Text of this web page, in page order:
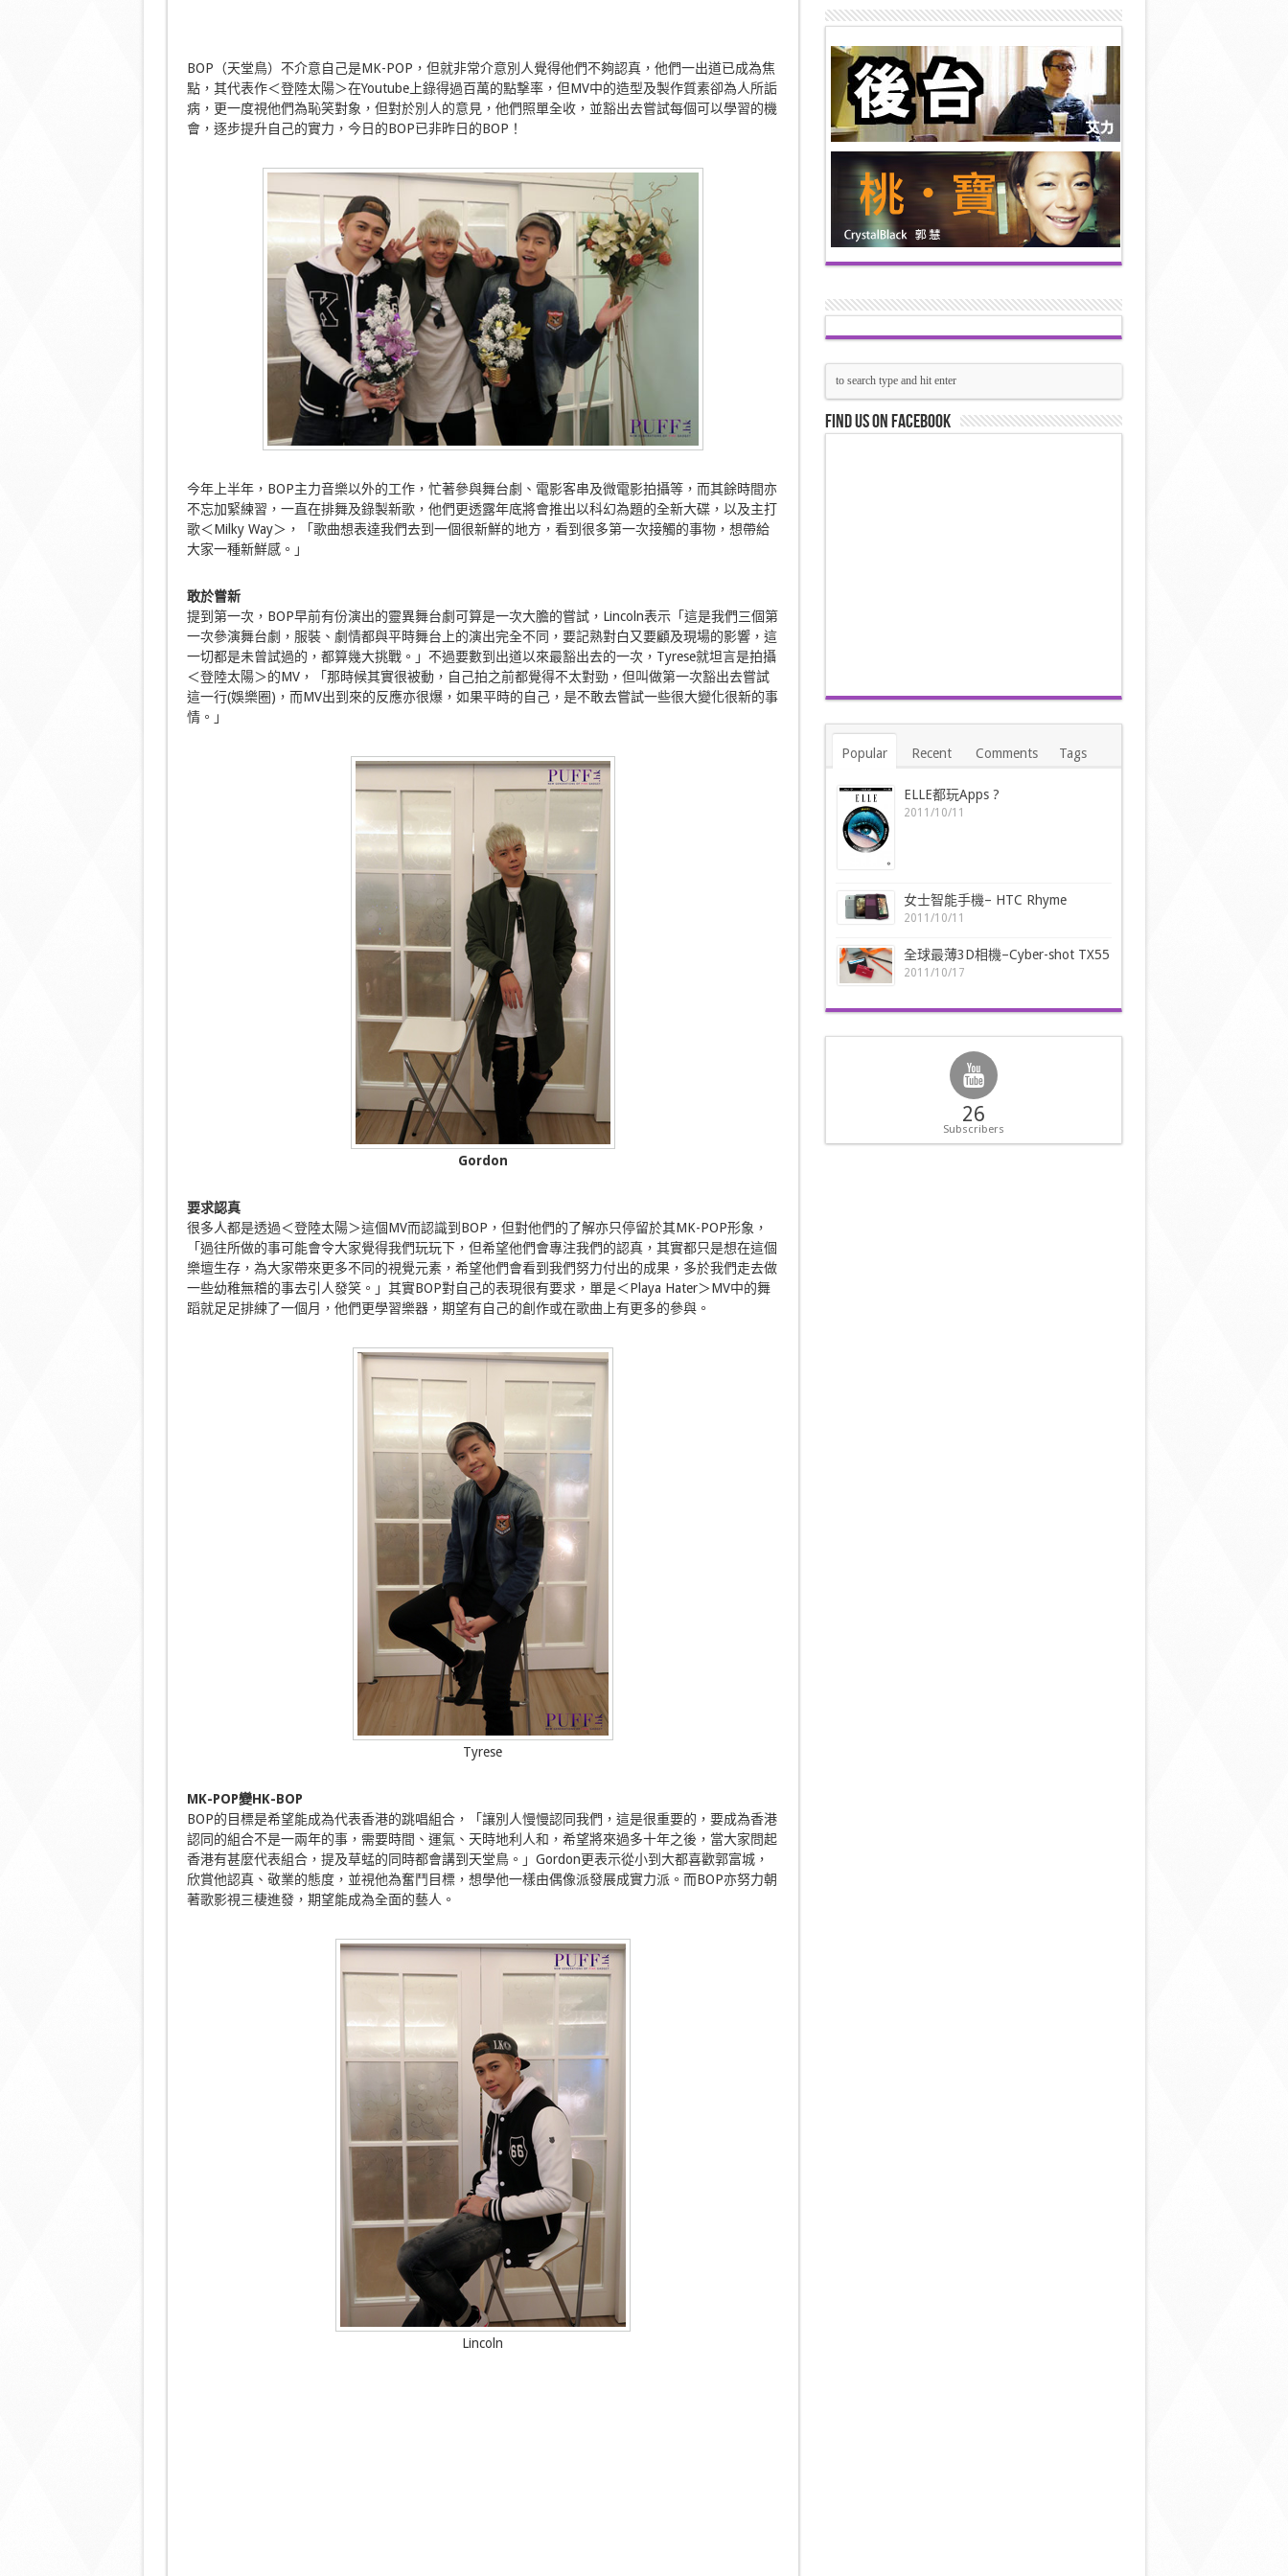
BOP（天堂鳥）不介意自己是MK-POP，但就非常介意別人覺得他們不夠認真，他們一出道已成為焦
點，其代表作＜登陸太陽＞在Youtube上錄得過百萬的點撃率，但MV中的造型及製作質素卻為人所詬
病，更一度視他們為恥笑對象，但對於別人的意見，他們照單全收，並豁出去嘗試每個可以學習的機
會，逐步提升自己的實力，今日的BOP已非昨日的BOP！
今年上半年，BOP主力音樂以外的工作，忙著參與舞台劇、電影客串及微電影拍攝等，而其餘時間亦
不忘加緊練習，一直在排舞及錄製新歌，他們更透露年底將會推出以科幻為題的全新大碟，以及主打
歌＜Milky Way＞，「歌曲想表達我們去到一個很新鮮的地方，看到很多第一次接觸的事物，想帶給
大家一種新鮮感。」
敢於嘗新
提到第一次，BOP早前有份演出的靈異舞台劇可算是一次大膽的嘗試，Lincoln表示「這是我們三個第
一次參演舞台劇，服裝、劇情都與平時舞台上的演出完全不同，要記熟對白又要顧及現場的影響，這
一切都是未曾試過的，都算幾大挑戰。」不過要數到出道以來最豁出去的一次，Tyrese就坦言是拍攝
＜登陸太陽＞的MV，「那時候其實很被動，自己拍之前都覺得不太對勁，但叫做第一次豁出去嘗試
這一行(娛樂圈)，而MV出到來的反應亦很爆，如果平時的自己，是不敢去嘗試一些很大變化很新的事
情。」
Gordon
要求認真
很多人都是透過＜登陸太陽＞這個MV而認識到BOP，但對他們的了解亦只停留於其MK-POP形象，
「過往所做的事可能會令大家覺得我們玩玩下，但希望他們會專注我們的認真，其實都只是想在這個
樂壇生存，為大家帶來更多不同的視覺元素，希望他們會看到我們努力付出的成果，多於我們走去做
一些幼稚無稽的事去引人發笑。」其實BOP對自己的表現很有要求，單是＜Playa Hater＞MV中的舞
蹈就足足排練了一個月，他們更學習樂器，期望有自己的創作或在歌曲上有更多的參與。
Tyrese
MK-POP變HK-BOP
BOP的目標是希望能成為代表香港的跳唱組合，「讓別人慢慢認同我們，這是很重要的，要成為香港
認同的組合不是一兩年的事，需要時間、運氣、天時地利人和，希望將來過多十年之後，當大家問起
香港有甚麼代表組合，提及草蜢的同時都會講到天堂鳥。」Gordon更表示從小到大都喜歡郭富城，
欣賞他認真、敬業的態度，並視他為奮鬥目標，想學他一樣由偶像派發展成實力派。而BOP亦努力朝
著歌影視三棲進發，期望能成為全面的藝人。
Lincoln
Find us on Facebook
Popular Recent Comments Tags
ELLE都玩Apps ?
2011/10/11
女士智能手機– HTC Rhyme
2011/10/11
全球最薄3D相機–Cyber-shot TX55
2011/10/17
26
Subscribers